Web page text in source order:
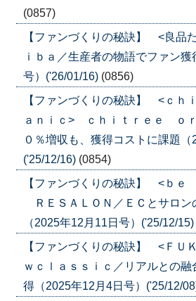
(0857)
【ファンづくりの秘訣】 <良品
ｉｂａ／生産者の物語でファン
号）('26/01/16) (0856)
【ファンづくりの秘訣】 <ｃｈ
ａｎｉｃ> ｃｈｉｔｒｅｅ ｏｒ
０％増収も、獲得コストに課題（
('25/12/16) (0854)
【ファンづくりの秘訣】 <ｂ
ＲＥＳＡＬＯＮ／ＥＣとサロン
（2025年12月11日号）('25/12/15)
【ファンづくりの秘訣】 <ＦＵ
ｗｃｌａｓｓｉｃ／リアルとの
得（2025年12月4日号）('25/12/